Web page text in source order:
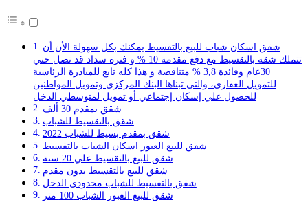
شقق اسكان شباب للبيع بالتقسيط يمكنك بكل سهولة الأن أن
تتملك شقة بالتقسيط مع دفع مقدمة 10 % و فترة سداد قد تصل حتي
30عام وفائدة 3,8 % متناقصة و هذا كله تابع للمبادرة الرئاسية
للتمويل العقاري، والتي تبناها البنك المركزي وتمويل المواطنين
للحصول علي إسكان إجتماعي أو تمويل لمتوسطي الدخل
شقق بمقدم 30 ألف
شقق بالتقسيط للشباب
شقق بمقدم بسيط للشباب 2022
شقق للبيع العبور اسكان الشباب بالتقسيط
شقق للبيع بالتقسيط علي 20 سنة
شقق للبيع بالتقسيط بدون مقدم
شقق بالتقسيط للشباب محدودي الدخل
شقق للبيع العبور الشباب 100 متر